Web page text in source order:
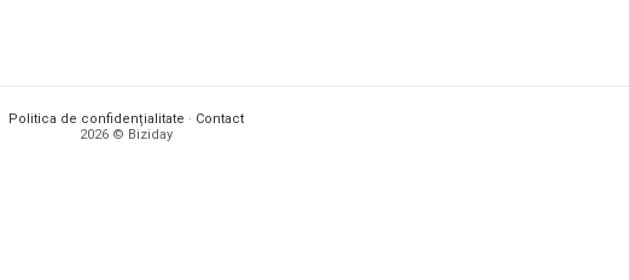
Politica de confidențialitate · Contact
2026 © Biziday